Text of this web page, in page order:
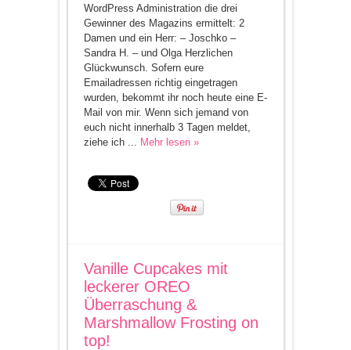
WordPress Administration die drei
Gewinner des Magazins ermittelt: 2
Damen und ein Herr: – Joschko –
Sandra H. – und Olga Herzlichen
Glückwunsch. Sofern eure
Emailadressen richtig eingetragen
wurden, bekommt ihr noch heute eine E-
Mail von mir. Wenn sich jemand von
euch nicht innerhalb 3 Tagen meldet,
ziehe ich ... Mehr lesen »
Vanille Cupcakes mit
leckerer OREO
Überraschung &
Marshmallow Frosting on
top!